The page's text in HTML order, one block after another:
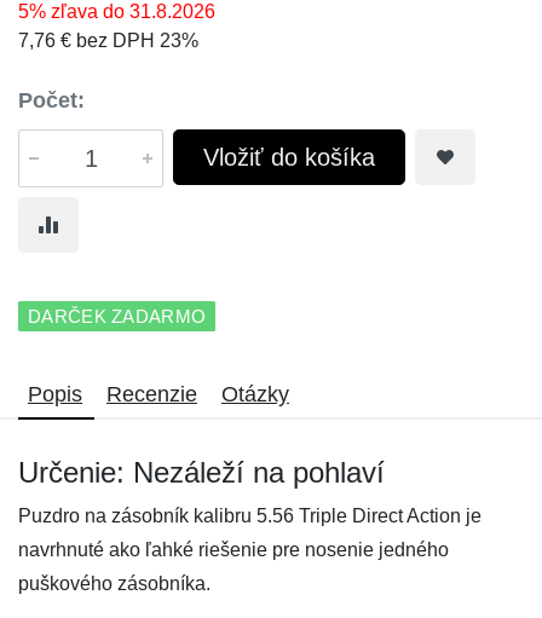
5% zľava do 31.8.2026
7,76 € bez DPH 23%
Počet:
Vložiť do košíka
DARČEK ZADARMO
Popis Recenzie Otázky
Určenie: Nezáleží na pohlaví
Puzdro na zásobník kalibru 5.56 Triple Direct Action je
navrhnuté ako ľahké riešenie pre nosenie jedného
puškového zásobníka.